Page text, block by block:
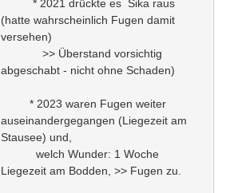
* 2021 drückte es Sika raus
(hatte wahrscheinlich Fugen damit
versehen)
>> Überstand vorsichtig
abgeschabt - nicht ohne Schaden)
* 2023 waren Fugen weiter
auseinandergegangen (Liegezeit am
Stausee) und,
welch Wunder: 1 Woche
Liegezeit am Bodden, >> Fugen zu.